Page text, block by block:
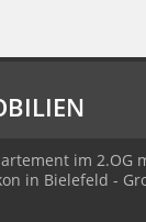
im 2.OG
in Bielefeld -